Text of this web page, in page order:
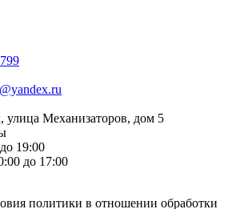
улица Механизаторов, дом 5
19:00
до 17:00
политики в отношении обработки